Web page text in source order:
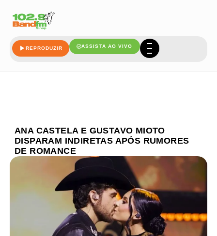
REPRODUZIR ASSISTA AO VIVO
ANA CASTELA E GUSTAVO MIOTO
DISPARAM INDIRETAS APÓS RUMORES
DE ROMANCE